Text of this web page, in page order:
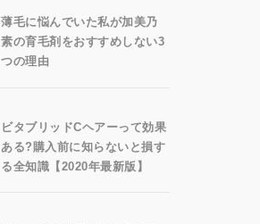
薄毛に悩んでいた私が加美乃
素の育毛剤をおすすめしない3
つの理由
ビタブリッドCヘアーって効果
ある?購入前に知らないと損す
る全知識【2020年最新版】